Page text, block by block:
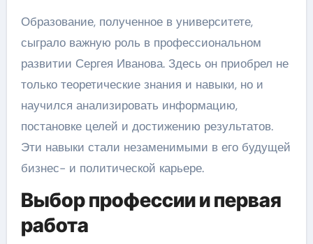
Образование, полученное в университете,
сыграло важную роль в профессиональном
развитии Сергея Иванова. Здесь он приобрел не
только теоретические знания и навыки, но и
научился анализировать информацию,
постановке целей и достижению результатов.
Эти навыки стали незаменимыми в его будущей
бизнес- и политической карьере.
Выбор профессии и первая
работа